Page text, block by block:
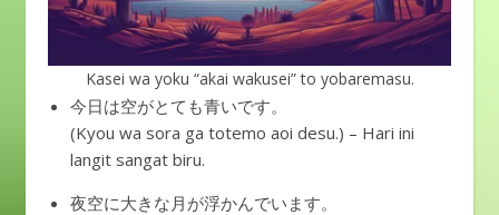
Kasei wa yoku “akai wakusei” to yobaremasu.
今日は空がとても青いです。
(Kyou wa sora ga totemo aoi desu.) – Hari ini
langit sangat biru.
夜空に大きな月が浮かんでいます。